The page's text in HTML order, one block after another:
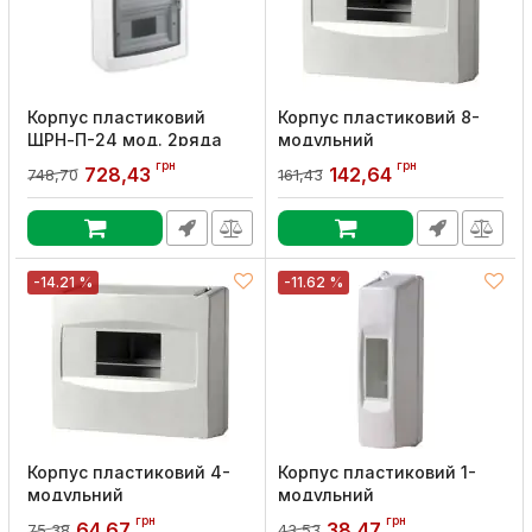
Корпус пластиковий
ЩРН-П-24 мод. 2ряда
навісний 295х337х100
IP40 UEC
Артикул:MDK23-N-24-40-UEC
748,70 728,43 грн
Корпус пластиковий 8-
модульний
e.plbox.stand.08, без
дверцят
Артикул:CSU1035
161,43 142,64 грн
-14.21 %
Корпус пластиковий 4-
модульний
e.plbox.stand.04, без
грн
-11.62 %
Корпус пластиковий 1-
модульний
e.plbox.stand.01, без
грн